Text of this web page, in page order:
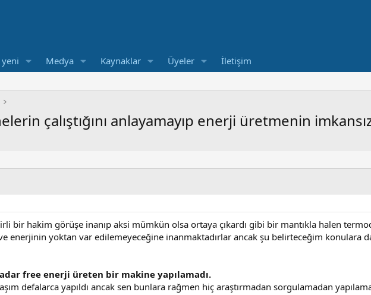
Medya Kaynaklar Üyeler İletişim
çalıştığını anlayamayıp enerji üretmenin
bir hakim görüşe inanıp aksi mümkün olsa ortaya çıkardı gibi bir mantıkla halen
enerjinin yoktan var edilemeyeceğine inanmaktadırlar ancak şu belirteceğim konulara
free enerji üreten bir makine yapılamadı.
defalarca yapıldı ancak sen bunlara rağmen hiç araştırmadan sorgulamadan